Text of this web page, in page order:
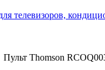
Thomson